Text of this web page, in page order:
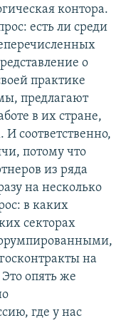
контора.
есть ли среди
о
практике
предлагают
в их стране,
И соответственно,
потому что
из ряда
на несколько
в каких
секторах
на
опять же
где у нас